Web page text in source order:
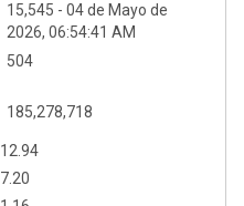
15,545 - 04 de Mayo de
2026, 06:54:41 AM
504
185,278,718
12.94
7.20